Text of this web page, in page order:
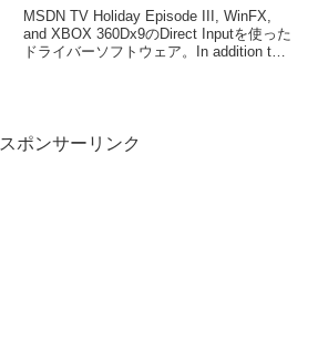
MSDN TV Holiday Episode III, WinFX,
and XBOX 360Dx9のDirect Inputを使った
ドライバーソフトウェア。In addition to
スポンサーリンク